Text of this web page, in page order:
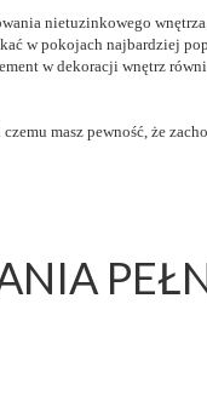
nietuzinkowego
w pokojach najbardziej
w dekoracji wnętrz
masz pewność, że